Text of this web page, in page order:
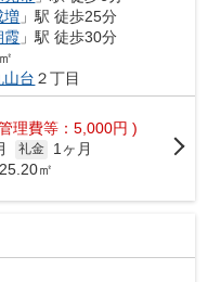
増 」駅 徒歩25分
霞 」駅 徒歩30分
山台 ２丁目
理費等：5,000円 )
礼金
1ヶ月
㎡